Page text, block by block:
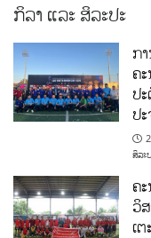
ກິລາ ແລະ ສິລະປະ
ກ
ຄ
ປ
ປ
ສິລະ
ຄ
ວິ
ເ